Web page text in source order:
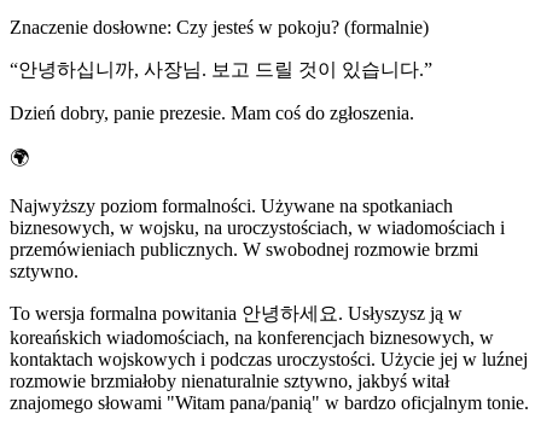
Znaczenie dosłowne: Czy jesteś w pokoju? (formalnie)
“안녕하십니까, 사장님. 보고 드릴 것이 있습니다.”
Dzień dobry, panie prezesie. Mam coś do zgłoszenia.
🌍
Najwyższy poziom formalności. Używane na spotkaniach
biznesowych, w wojsku, na uroczystościach, w wiadomościach i
przemówieniach publicznych. W swobodnej rozmowie brzmi
sztywno.
To wersja formalna powitania 안녕하세요. Usłyszysz ją w
koreańskich wiadomościach, na konferencjach biznesowych, w
kontaktach wojskowych i podczas uroczystości. Użycie jej w luźnej
rozmowie brzmiałoby nienaturalnie sztywno, jakbyś witał
znajomego słowami "Witam pana/panią" w bardzo oficjalnym tonie.